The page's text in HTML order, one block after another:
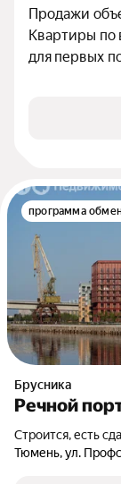
Продажи
Квартиры по
для первых
программа
Брусника
Речной
Строится, есть
Тюмень, ул.